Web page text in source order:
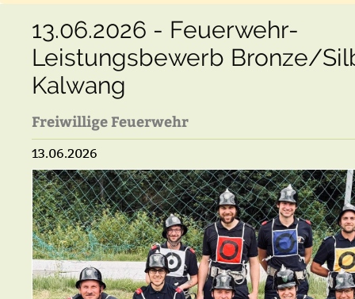
13.06.2026 - Feuerwehr-
Leistungsbewerb Bronze/
Kalwang
Freiwillige Feuerwehr
13.06.2026